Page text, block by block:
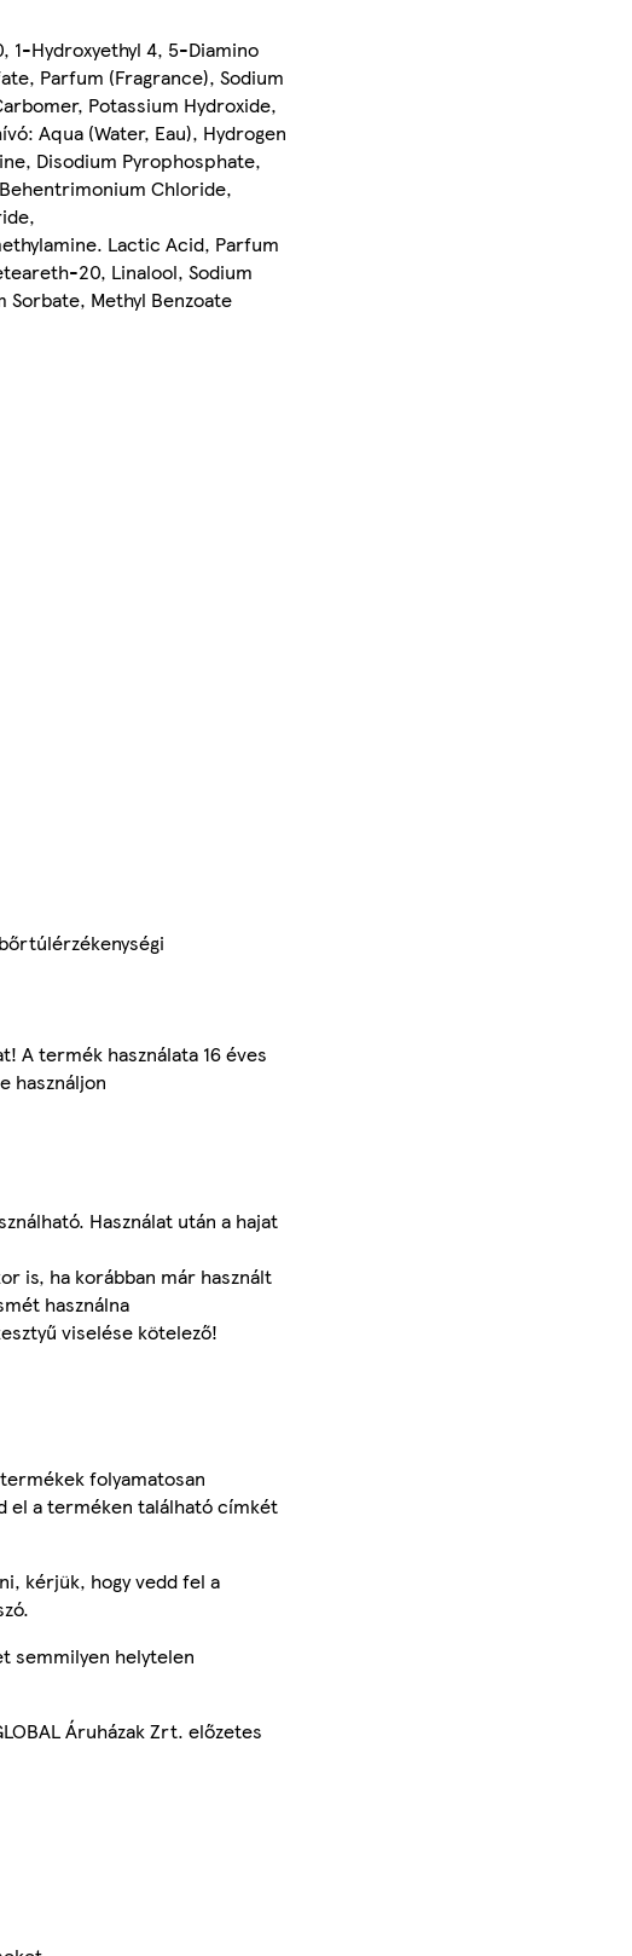
1-Hydroxyethyl 4, 5-Diamino
Parfum (Fragrance), Sodium
Potassium Hydroxide,
Aqua (Water, Eau), Hydrogen
Disodium Pyrophosphate,
Chloride,
Lactic Acid, Parfum
20, Linalool, Sodium
Methyl Benzoate
bőrtúlérzékenységi
A termék használata 16 éves
használjon
Használat után a hajat
is, ha korábban már használt
használna
viselése kötelező!
folyamatosan
el a terméken található címkét
kérjük, hogy vedd fel a
semmilyen helytelen
Áruházak Zrt. előzetes